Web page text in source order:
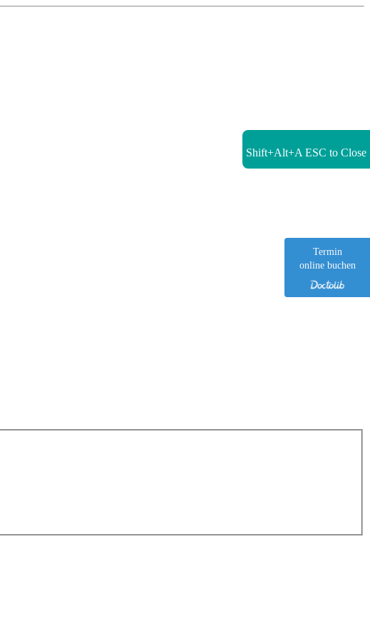
Termin
online buchen
Shift+Alt+A ESC to Close